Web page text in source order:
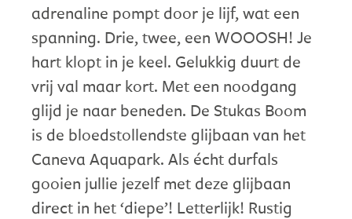
adrenaline pompt door je lijf, wat een
spanning. Drie, twee, een WOOOSH! Je
hart klopt in je keel. Gelukkig duurt de
vrij val maar kort. Met een noodgang
glijd je naar beneden. De Stukas Boom
is de bloedstollendste glijbaan van het
Caneva Aquapark. Als écht durfals
gooien jullie jezelf met deze glijbaan
direct in het ‘diepe’! Letterlijk! Rustig